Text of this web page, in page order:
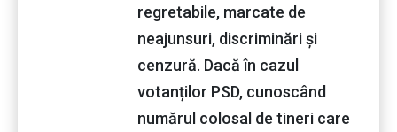
regretabile, marcate de
neajunsuri, discriminări și
cenzură. Dacă în cazul
votanților PSD, cunoscând
numărul colosal de tineri care